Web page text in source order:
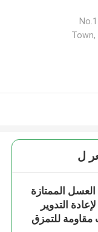
502,
Town,
ل
الممتازة
التدوير
للتمزق